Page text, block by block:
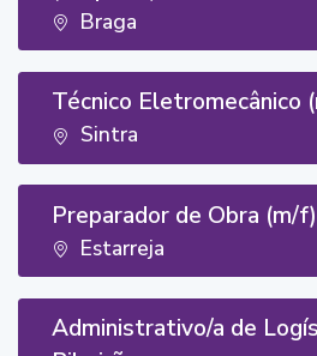
Braga
Técnico Eletromecânico
Sintra
Preparador de Obra (m/
Estarreja
Administrativo/a de